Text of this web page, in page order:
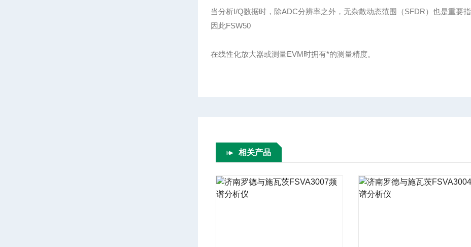
当分析I/Q数据时，除ADC分辨率之外，无杂散动态范围（SFDR）也是重要
因此FSW50
在线性化放大器或测量EVM时拥有*的测量精度。
相关产品